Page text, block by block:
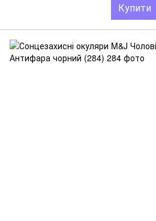
Купити